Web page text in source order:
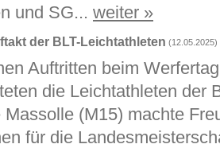
und SG... weiter »
der BLT-Leichtathleten (12.05.2025)
Auftritten beim
die Leichtathleten der
(M15) machte
für die